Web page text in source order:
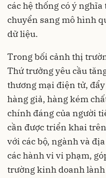
các hệ thống có ý
chuyển sang mô hình
dữ liệu.
Trong bối cảnh thị
Thứ trưởng yêu cầu
thương mại điện tử,
hàng giả, hàng kém
chính đáng của người
cần được triển khai
với các bộ, ngành và
các hành vi vi phạm,
trường kinh doanh